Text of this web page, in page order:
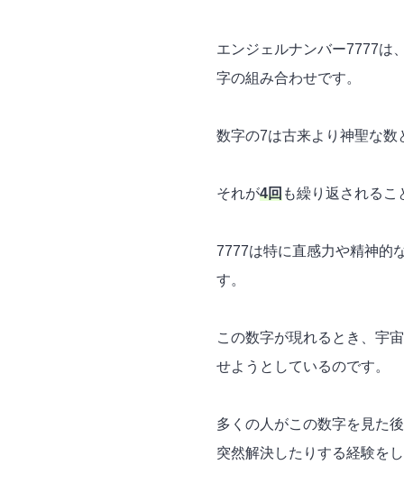
エンジェルナンバー7777は
字の組み合わせです。
数字の7は古来より神聖な数
それが4回も繰り返される
7777は特に直感力や精神的
す。
この数字が現れるとき、宇
せようとしているのです。
多くの人がこの数字を見た
突然解決したりする経験を